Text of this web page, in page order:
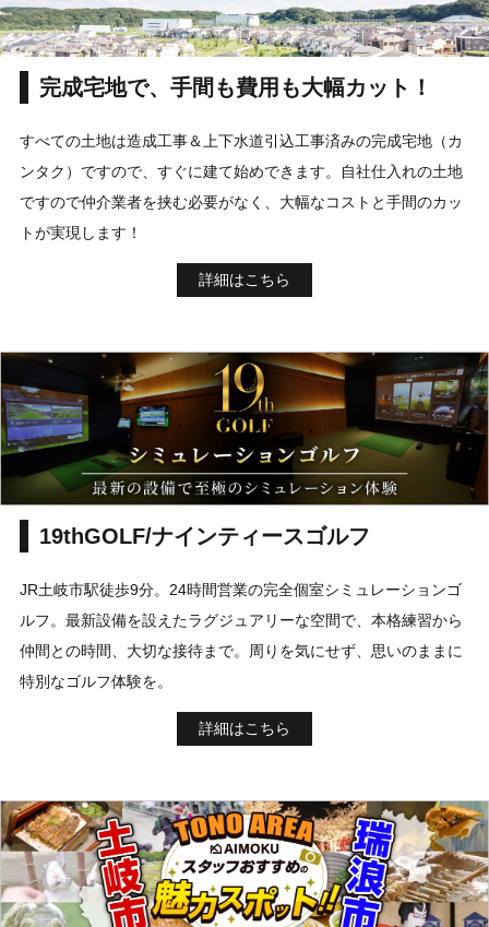
完成宅地で、手間も費用も大幅カット！
すべての土地は造成工事＆上下水道引込工事済みの完成宅地（カ
ンタク）ですので、すぐに建て始めできます。自社仕入れの土地
ですので仲介業者を挟む必要がなく、大幅なコストと手間のカッ
トが実現します！
詳細はこちら
19thGOLF/ナインティースゴルフ
JR土岐市駅徒歩9分。24時間営業の完全個室シミュレーションゴ
ルフ。最新設備を設えたラグジュアリーな空間で、本格練習から
仲間との時間、大切な接待まで。周りを気にせず、思いのままに
特別なゴルフ体験を。
詳細はこちら